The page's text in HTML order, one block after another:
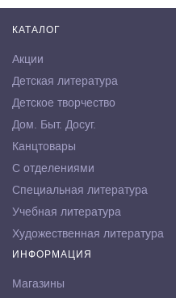
КАТАЛОГ
Акции
Детская литература
Детское творчество
Дом. Быт. Досуг.
Канцтовары
С отделениями
Специальная литература
Учебная литература
Художественная литература
ИНФОРМАЦИЯ
Магазины